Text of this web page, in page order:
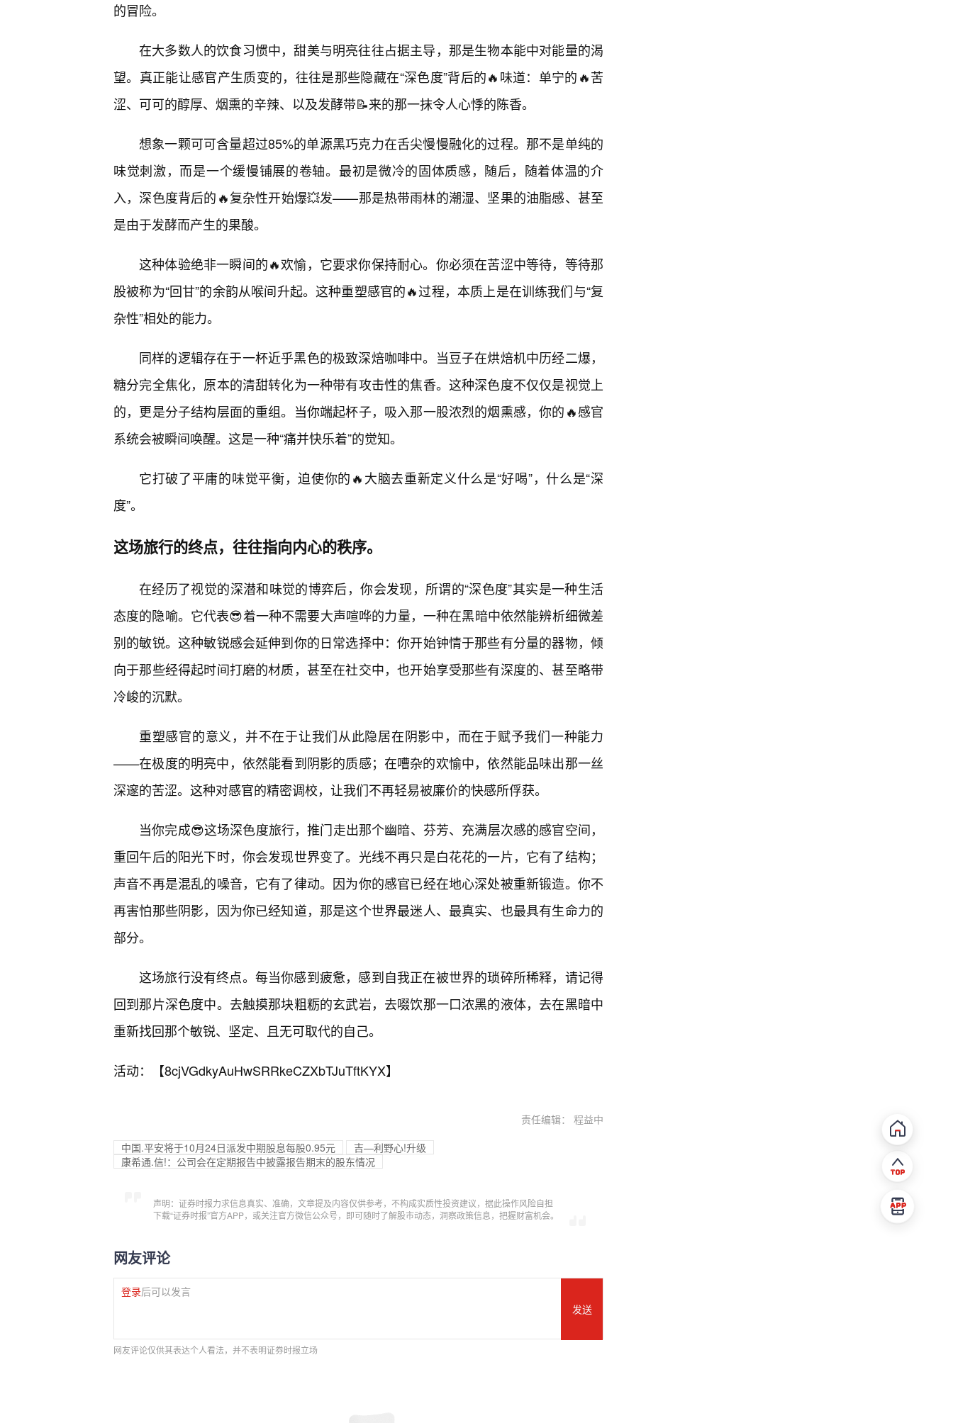
的冒险。
在大多数人的饮食习惯中，甜美与明亮往往占据主导，那是生物本能中对能量的渴
望。真正能让感官产生质变的，往往是那些隐藏在“深色度”背后的🔥味道：单宁的🔥苦
涩、可可的醇厚、烟熏的辛辣、以及发酵带📝来的那一抹令人心悸的陈香。
想象一颗可可含量超过85%的单源黑巧克力在舌尖慢慢融化的过程。那不是单纯的
味觉刺激，而是一个缓慢铺展的卷轴。最初是微冷的固体质感，随后，随着体温的介
入，深色度背后的🔥复杂性开始爆💥发——那是热带雨林的潮湿、坚果的油脂感、甚至
是由于发酵而产生的果酸。
这种体验绝非一瞬间的🔥欢愉，它要求你保持耐心。你必须在苦涩中等待，等待那
股被称为“回甘”的余韵从喉间升起。这种重塑感官的🔥过程，本质上是在训练我们与“复
杂性”相处的能力。
同样的逻辑存在于一杯近乎黑色的极致深焙咖啡中。当豆子在烘焙机中历经二爆，
糖分完全焦化，原本的清甜转化为一种带有攻击性的焦香。这种深色度不仅仅是视觉上
的，更是分子结构层面的重组。当你端起杯子，吸入那一股浓烈的烟熏感，你的🔥感官
系统会被瞬间唤醒。这是一种“痛并快乐着”的觉知。
它打破了平庸的味觉平衡，迫使你的🔥大脑去重新定义什么是“好喝”，什么是“深
度”。
这场旅行的终点，往往指向内心的秩序。
在经历了视觉的深潜和味觉的博弈后，你会发现，所谓的“深色度”其实是一种生活
态度的隐喻。它代表😎着一种不需要大声喧哗的力量，一种在黑暗中依然能辨析细微差
别的敏锐。这种敏锐感会延伸到你的日常选择中：你开始钟情于那些有分量的器物，倾
向于那些经得起时间打磨的材质，甚至在社交中，也开始享受那些有深度的、甚至略带
冷峻的沉默。
重塑感官的意义，并不在于让我们从此隐居在阴影中，而在于赋予我们一种能力
——在极度的明亮中，依然能看到阴影的质感；在嘈杂的欢愉中，依然能品味出那一丝
深邃的苦涩。这种对感官的精密调校，让我们不再轻易被廉价的快感所俘获。
当你完成😎这场深色度旅行，推门走出那个幽暗、芬芳、充满层次感的感官空间，
重回午后的阳光下时，你会发现世界变了。光线不再只是白花花的一片，它有了结构；
声音不再是混乱的噪音，它有了律动。因为你的感官已经在地心深处被重新锻造。你不
再害怕那些阴影，因为你已经知道，那是这个世界最迷人、最真实、也最具有生命力的
部分。
这场旅行没有终点。每当你感到疲惫，感到自我正在被世界的琐碎所稀释，请记得
回到那片深色度中。去触摸那块粗粝的玄武岩，去啜饮那一口浓黑的液体，去在黑暗中
重新找回那个敏锐、坚定、且无可取代的自己。
活动：【8cjVGdkyAuHwSRRkeCZXbTJuTftKYX】
责任编辑： 程益中
中国.平安将于10月24日派发中期股息每股0.95元
吉—利野心!升级
康希通.信!：公司会在定期报告中披露报告期末的股东情况
声明：证券时报力求信息真实、准确，文章提及内容仅供参考，不构成实质性投资建议，据此操作风险自担
下载“证券时报”官方APP，或关注官方微信公众号，即可随时了解股市动态，洞察政策信息，把握财富机会。
网友评论
登录后可以发言
发送
网友评论仅供其表达个人看法，并不表明证券时报立场